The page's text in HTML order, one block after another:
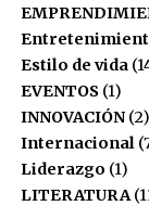
https://
pUG-Oivt0g
Comparte esto:
Twitter
Canicaradio
See author's
Informativa
CONTACTO: +57
E-mail
Estilo de vida
EVENTOS(1)
INNOVACIÓN(2)
Internacional
Liderazgo (1)
LITERATURA